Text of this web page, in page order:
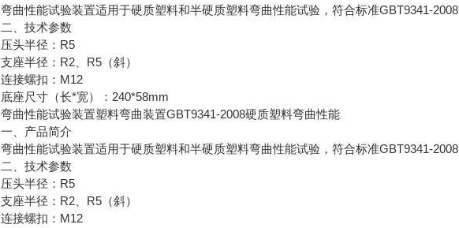
弯曲性能试验装置适用于硬质塑料和半硬质塑料弯曲性能试验，符合标准GBT9341-2008
二、技术参数
压头半径： R5
支座半径： R2 R5 （斜）
连接螺扣： M12
底座尺寸（长*宽）： 240*58mm
弯曲性能试验装置塑料弯曲装置GBT9341-2008硬质塑料弯曲性能
一、产品简介
弯曲性能试验装置适用于硬质塑料和半硬质塑料弯曲性能试验，符合标准GBT9341-2008
二、技术参数
压头半径： R5
支座半径： R2 R5 （斜）
连接螺扣： M12